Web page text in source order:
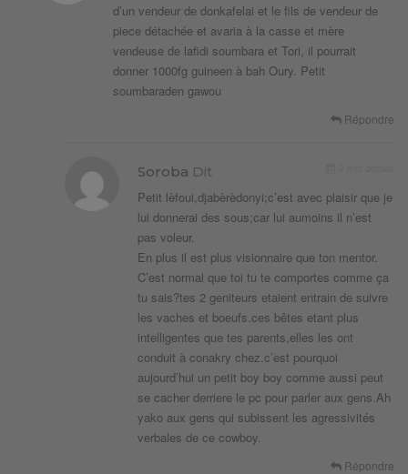
d’un vendeur de donkafelai et le fils de vendeur de
piece détachée et avaria à la casse et mère
vendeuse de lafidi soumbara et Tori, il pourrait
donner 1000fg guineen à bah Oury. Petit
soumbaraden gawou
Répondre
Soroba Dit
Petit lèfoui,djabèrèdonyi;c’est avec plaisir que je
lui donnerai des sous;car lui aumoins il n’est
pas voleur.
En plus il est plus visionnaire que ton mentor.
C’est normal que toi tu te comportes comme ça
tu sais?tes 2 geniteurs etaient entrain de suivre
les vaches et boeufs.ces bêtes etant plus
intelligentes que tes parents,elles les ont
conduit à conakry chez.c’est pourquoi
aujourd’hui un petit boy boy comme aussi peut
se cacher derriere le pc pour parler aux gens.Ah
yako aux gens qui subissent les agressivités
verbales de ce cowboy.
Répondre